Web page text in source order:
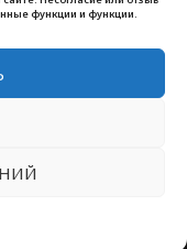
функции и функции.